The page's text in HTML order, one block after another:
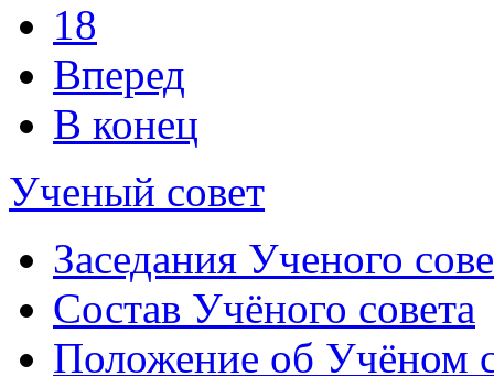
18
Вперед
В конец
Ученый совет
Заседания Ученого
Состав Учёного совета
Положение об Учёном